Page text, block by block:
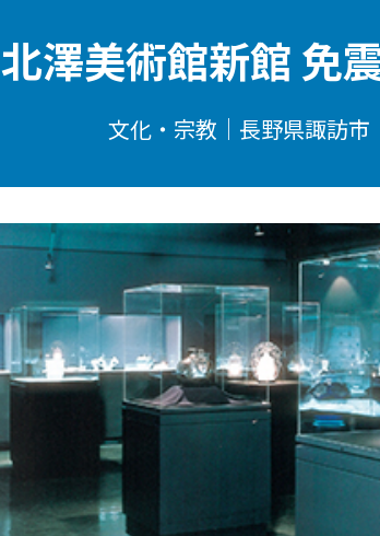
北澤美術館新館 免
文化・宗教｜長野県諏訪市